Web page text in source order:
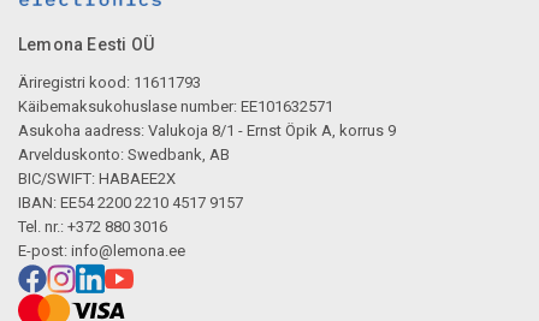
Lemona Eesti OÜ
Äriregistri kood: 11611793
Käibemaksukohuslase number: EE101632571
Asukoha aadress: Valukoja 8/1 - Ernst Öpik A, korrus 9
Arvelduskonto: Swedbank, AB
BIC/SWIFT: HABAEE2X
IBAN: EE54 2200 2210 4517 9157
Tel. nr.: +372 880 3016
E-post: info@lemona.ee